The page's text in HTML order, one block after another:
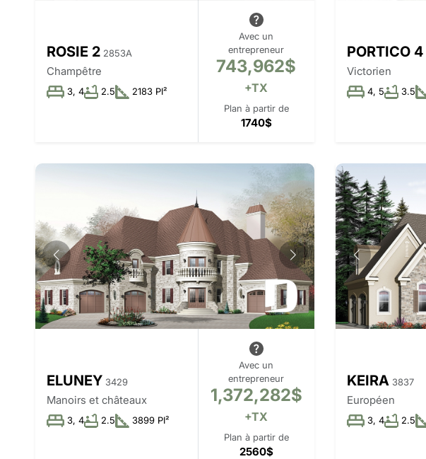
ROSIE 2 2853A
Champêtre
3, 4 2.5 2183 PI²
Avec un
entrepreneur
743,962$
+TX
Plan à partir de
1740$
PORTICO 4
Victorien
4, 5 3.5
ELUNEY 3429
Manoirs et châteaux
3, 4 2.5 3899 PI²
Avec un
entrepreneur
1,372,282$
+TX
Plan à partir de
2560$
KEIRA 3837
Européen
3, 4 2.5